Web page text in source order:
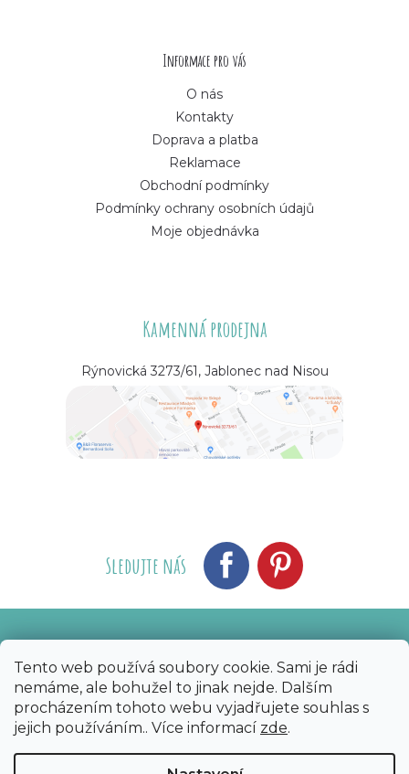
Tento web používá soubory cookie. Sami je rádi
nemáme, ale bohužel to jinak nejde. Dalším
procházením tohoto webu vyjadřujete souhlas s
jejich používáním.. Více informací zde.
Informace pro vás
O nás
Kontakty
Doprava a platba
Reklamace
Obchodní podmínky
Podmínky ochrany osobních údajů
Moje objednávka
Kamenná prodejna
Rýnovická 3273/61, Jablonec nad Nisou
Sledujte nás
Copyright 2026 Bijoux Components - Svět
korálků. Všechna práva vyhrazena.